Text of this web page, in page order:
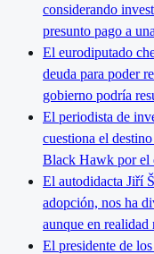
considerando
presunto pago a
El eurodiputado
deuda para poder
gobierno podría
El periodista de
cuestiona el
Black Hawk por el
El autodidacta Jiří
adopción, nos ha
aunque en realidad
El presidente de